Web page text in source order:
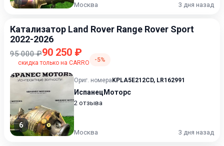
Москва 3 дня назад
Катализатор Land Rover Range Rover Sport
2022-2026
95 000 ₽90 250 ₽
скидка только на CARRO -5%
6
Ориг. номера KPLA5E212CD, LR162991
ИспанецМоторс
2 отзыва
Москва 3 дня назад